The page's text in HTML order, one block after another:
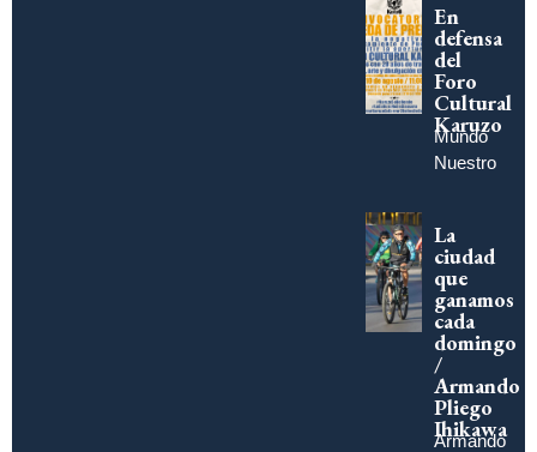
En
defensa
del
Foro
Cultural
Karuzo
Mundo
Nuestro
La
ciudad
que
ganamos
cada
domingo
/
Armando
Pliego
Ihikawa
Armando